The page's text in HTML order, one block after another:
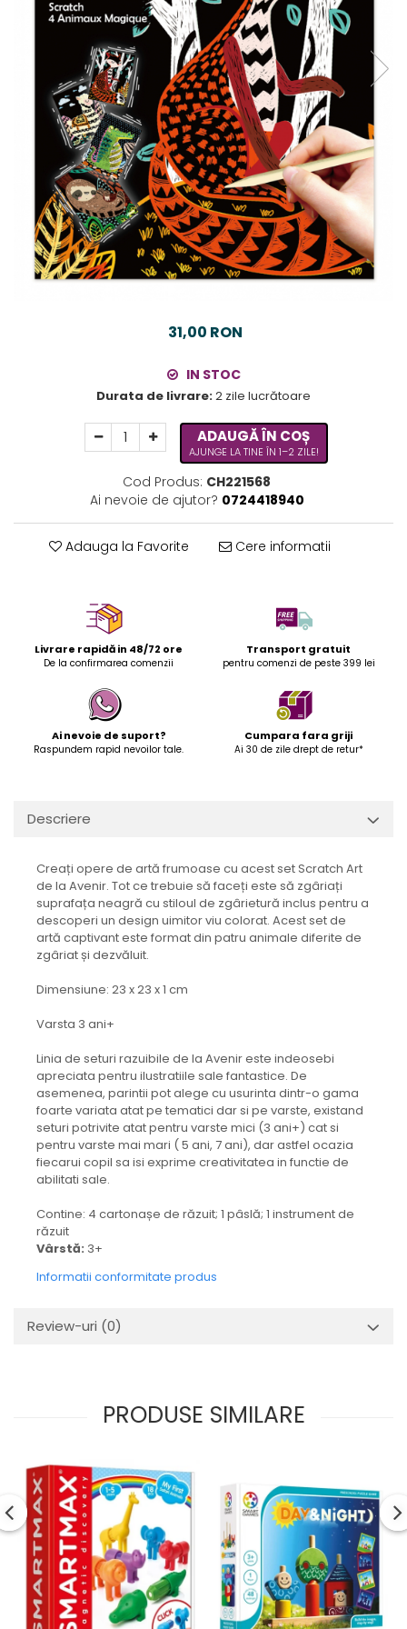
31,00 RON
IN STOC
Durata de livrare:2 zile lucrătoare
ADAUGĂ ÎN COȘ
AJUNGE LA TINE ÎN 1–2 ZILE!
Cod Produs: CH221568
Ai nevoie de ajutor? 0724418940
Adauga la Favorite Cere informatii
Livrare rapidă in 48/72 ore
De la confirmarea comenzii
Transport gratuit
pentru comenzi de peste 399 lei
Ai nevoie de suport?
Raspundem rapid nevoilor tale.
Cumpara fara griji
Ai 30 de zile drept de retur*
Descriere
Creați opere de artă frumoase cu acest set Scratch Art
de la Avenir. Tot ce trebuie să faceți este să zgâriați
suprafața neagră cu stiloul de zgârietură inclus pentru a
descoperi un design uimitor viu colorat. Acest set de
artă captivant este format din patru animale diferite de
zgâriat și dezvăluit.
Dimensiune: 23 x 23 x 1 cm
Varsta 3 ani+
Linia de seturi razuibile de la Avenir este indeosebi
apreciata pentru ilustratiile sale fantastice. De
asemenea, parintii pot alege cu usurinta dintr-o gama
foarte variata atat pe tematici dar si pe varste, existand
seturi potrivite atat pentru varste mici (3 ani+) cat si
pentru varste mai mari ( 5 ani, 7 ani), dar astfel ocazia
fiecarui copil sa isi exprime creativitatea in functie de
abilitati sale.
Contine: 4 cartonașe de răzuit; 1 pâslă; 1 instrument de
răzuit
Vârstă: 3+
Informatii conformitate produs
Review-uri (0)
PRODUSE SIMILARE